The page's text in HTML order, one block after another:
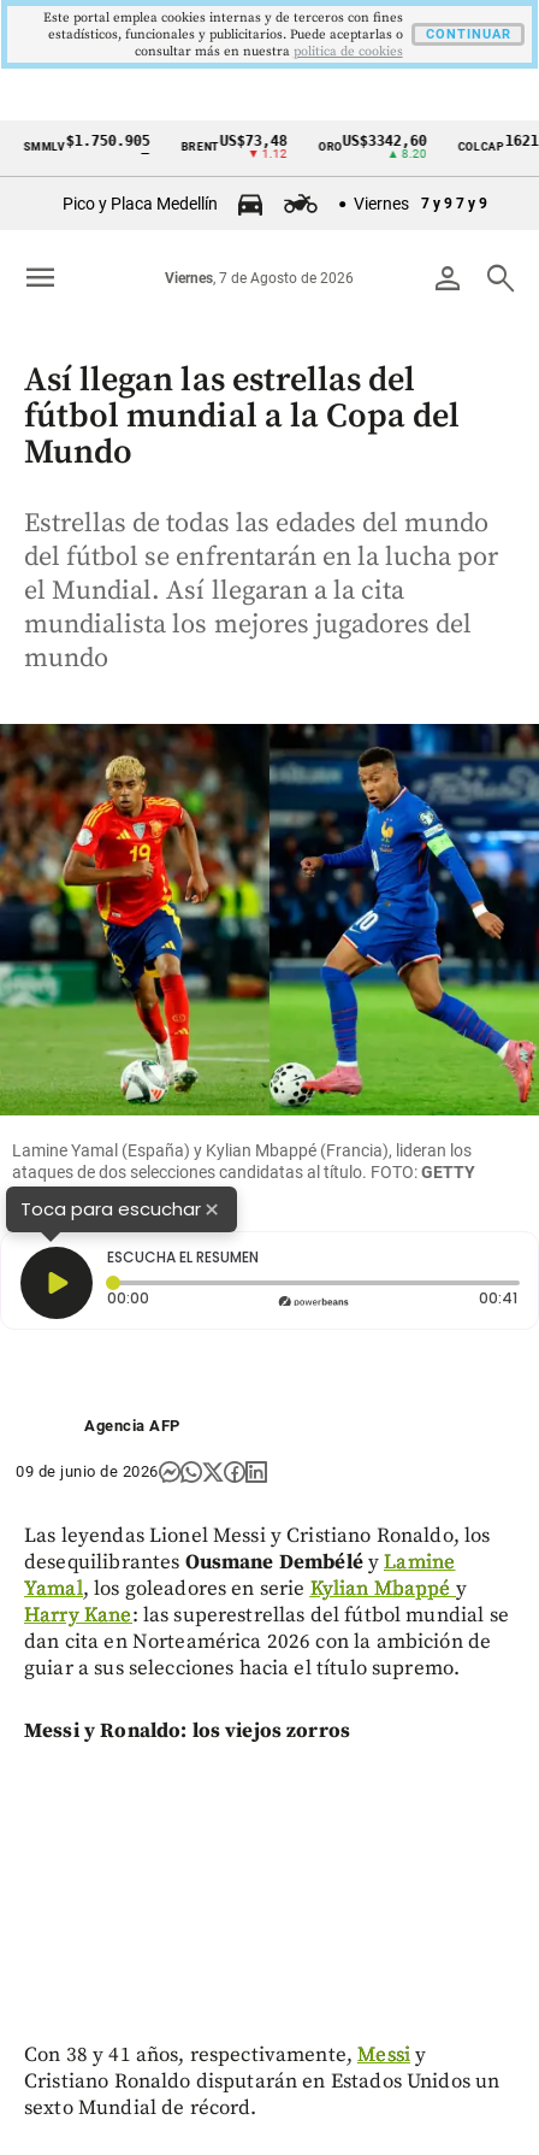
Cintillo
Colombia
$1.750.905 BRENT US$73,48
▼ 1.12
ORO US$3342,60 COLCAP1621,34
Pico y Placa Medellín Viernes 7 y 9 7 y 9
person search
Viernes, 7 de Agosto de 2026
menu
Así llegan las estrellas del
fútbol mundial a la Copa del
Mundo
Estrellas de todas las edades del mundo
del fútbol se enfrentarán en la lucha por
el Mundial. Así llegaran a la cita
mundialista los mejores jugadores del
mundo
Lamine Yamal (España) y Kylian Mbappé (Francia), lideran los
ataques de dos selecciones candidatas al título. FOTO:GETTY
Toca para escuchar×
ESCUCHA EL RESUMEN
00:00 Tiempo transcurrido: 0 segundos 00:41
Agencia AFP
09 de junio de 2026
Las leyendas Lionel Messi y Cristiano Ronaldo, los
desequilibrantes Ousmane DembéléyLamine
Yamal, los goleadores en serie Kylian Mbappé y
Harry Kane: las superestrellas del fútbol mundial se
dan cita en Norteamérica 2026 con la ambición de
guiar a sus selecciones hacia el título supremo.
Messi y Ronaldo: los viejos zorros
Con 38 y 41 años, respectivamente,Messiy
Cristiano Ronaldo disputarán en Estados Unidos un
sexto Mundial de récord.
Este portal emplea cookies internas y de terceros con fines
estadísticos, funcionales y publicitarios. Puede aceptarlas o
consultar más en nuestra politica de cookies
CONTINUAR